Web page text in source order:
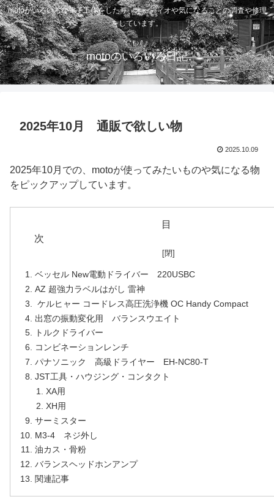
motoがいろいろな電子工作をしたり、オーディオや気になることの調査や修理
をしています。
motoのいろいろ日記
2025年10月 通販で欲しい物
2025.10.09
2025年10月での、motoが使ってみたいものや気になる物
をピックアップしています。
目
ベッセル New電動ドライバー 220USBC
AZ 超強力ラベルはがし 雷神
ケルヒャー コードレス高圧洗浄機 OC Handy Compact
出窓の振動変化用 バランスウエイト
トルクドライバー
コンビネーションレンチ
パナソニック 高級ドライヤー EH-NC80-T
JST工具・ハウジング・コンタクト
XA用
XH用
サーミスター
M3-4 ネジ外し
油カス・骨粉
バランスヘッドホンアンプ
関連記事